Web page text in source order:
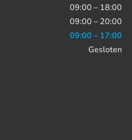
09:00 – 18:00
09:00 – 20:00
09:00 – 17:00
Gesloten